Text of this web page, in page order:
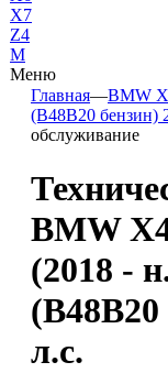
X7
Z4
М
Меню
Главная—BMW
(B48B20 бензин)
обслуживание
BMW
(2018 -
(B48B20
л.с.